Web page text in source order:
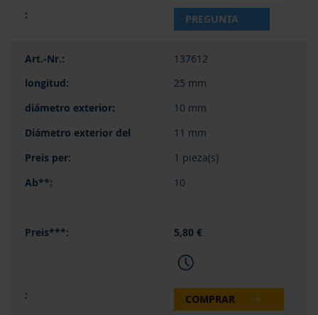
PREGUNTA
137612
25 mm
10 mm
11 mm
1 pieza(s)
10
5,80 €
COMPRAR